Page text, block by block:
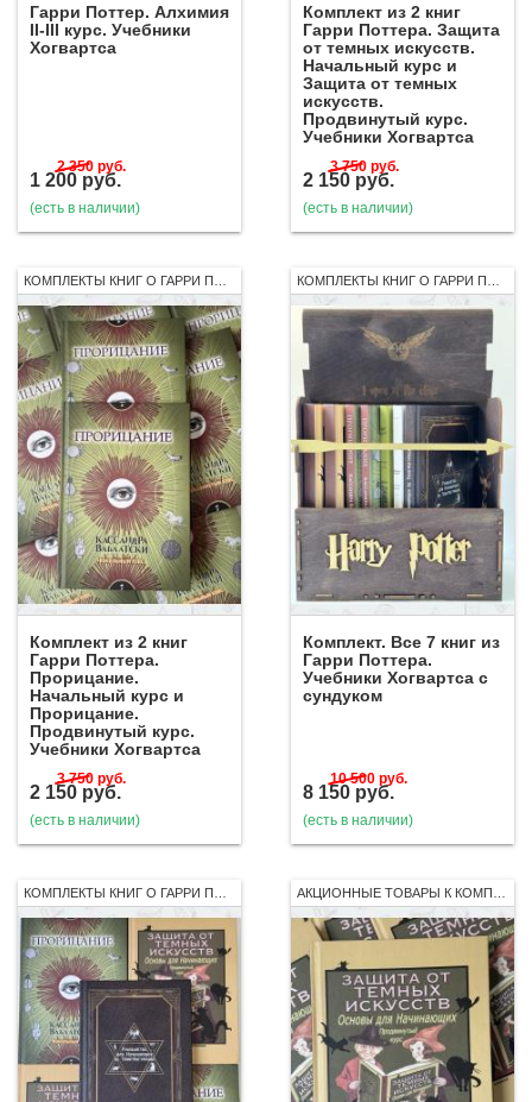
Гарри Поттер. Алхимия
II-III курс. Учебники
Хогвартса
2 350 руб.
1 200 руб.
(есть в наличии)
Комплект из 2 книг
Гарри Поттера. Защита
от темных искусств.
Начальный курс и
Защита от темных
искусств.
Продвинутый курс.
Учебники Хогвартса
3 750 руб.
2 150 руб.
(есть в наличии)
Комплект из 2 книг
Гарри Поттера.
Прорицание.
Начальный курс и
Прорицание.
Продвинутый курс.
Учебники Хогвартса
3 750 руб.
2 150 руб.
(есть в наличии)
Комплект. Все 7 книг из
Гарри Поттера.
Учебники Хогвартса с
сундуком
10 500 руб.
8 150 руб.
(есть в наличии)